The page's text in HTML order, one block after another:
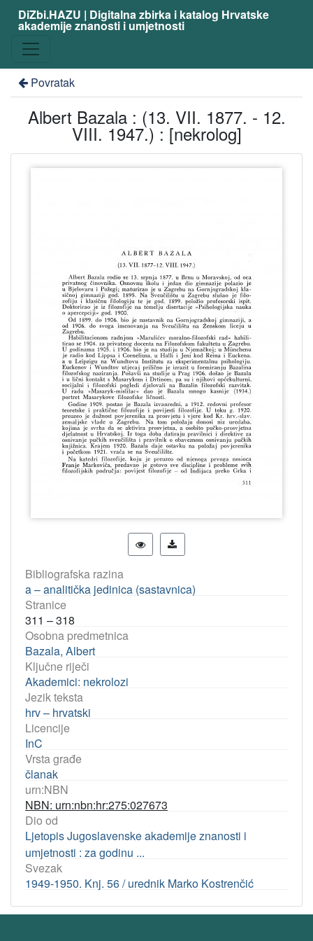
DiZbi.HAZU | Digitalna zbirka i katalog Hrvatske
akademije znanosti i umjetnosti
Povratak
Albert Bazala : (13. VII. 1877. - 12.
VIII. 1947.) : [nekrolog]
Bibliografska razina
a – analitička jedinica (sastavnica)
Stranice
311 – 318
Osobna predmetnica
Bazala, Albert
Ključne riječi
Akademici: nekrolozi
Jezik teksta
hrv – hrvatski
Licencije
InC
Vrsta građe
članak
urn:NBN
NBN: urn:nbn:hr:275:027673
Dio od
Ljetopis Jugoslavenske akademije znanosti i
umjetnosti : za godinu ...
Svezak
1949-1950. Knj. 56 / urednik Marko Kostrenčić